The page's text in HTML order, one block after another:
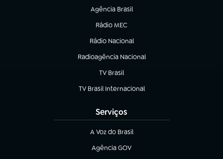
Agência Brasil
(abre em nova aba)
Rádio MEC
(abre em nova aba)
Rádio Nacional
Radioagência Nacional
(abre em nova aba)
TV Brasil
(abre em nova aba)
TV Brasil Internacional
(abre em nova aba)
Serviços
A Voz do Brasil
(abre em nova aba)
Agência GOV
(abre em nova aba)